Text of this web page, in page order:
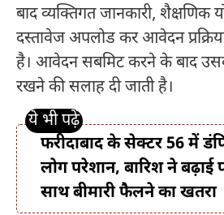
बाद व्यक्तिगत जानकारी,
दस्तावेज अपलोड कर आवेदन
है। आवेदन सबमिट करने के बाद
रखने की सलाह दी जाती है।
फरीदाबाद के सेक्टर 56 में
लोग परेशान, बारिश ने बढ़ाई
साथ बीमारी फैलने का खतरा